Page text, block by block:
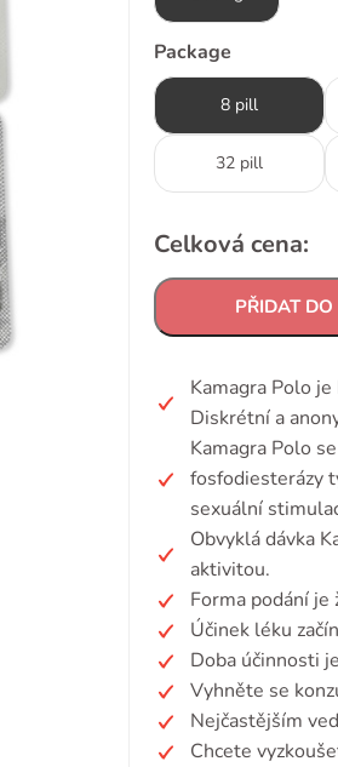
Package
8 pill
32 pill
Celková cena:
PŘIDAT
Kamagra Polo
Diskrétní a
Kamagra Polo
fosfodiesterázy
sexuální
Obvyklá dávka
aktivitou.
Forma podání je
Účinek léku
Doba účinnosti
Vyhněte se
Nejčastějším
Chcete